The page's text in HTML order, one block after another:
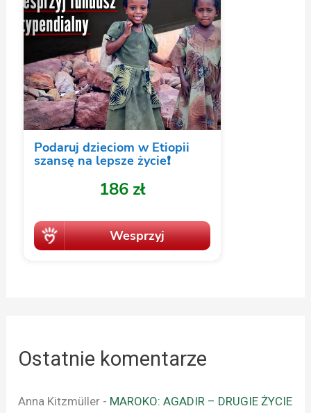
Ostatnie komentarze
Anna Kitzmüller - MAROKO: AGADIR – DRUGIE ŻYCIE